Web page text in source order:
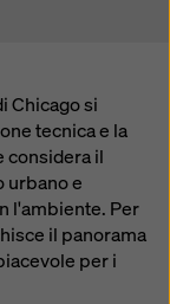
Chicago si
tecnica e la
considera il
urbano e
l'ambiente. Per
il panorama
per i